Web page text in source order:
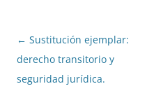
Navegación
de
entradas
← Sustitución ejemplar:
derecho transitorio y
seguridad jurídica.